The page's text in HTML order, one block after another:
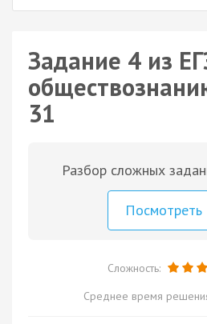
Задание 4 из
31
Разбор сложных
Посмотреть
Сложность:
Среднее время